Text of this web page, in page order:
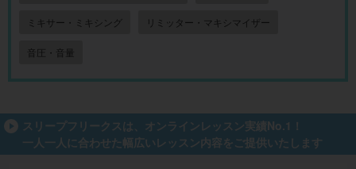
ミキサー・ミキシング リミッター・マキシマイザー
音圧・音量
スリープフリークスは、オンラインレッスン実績No.1！
一人一人に合わせた幅広いレッスン内容をご提供いたします